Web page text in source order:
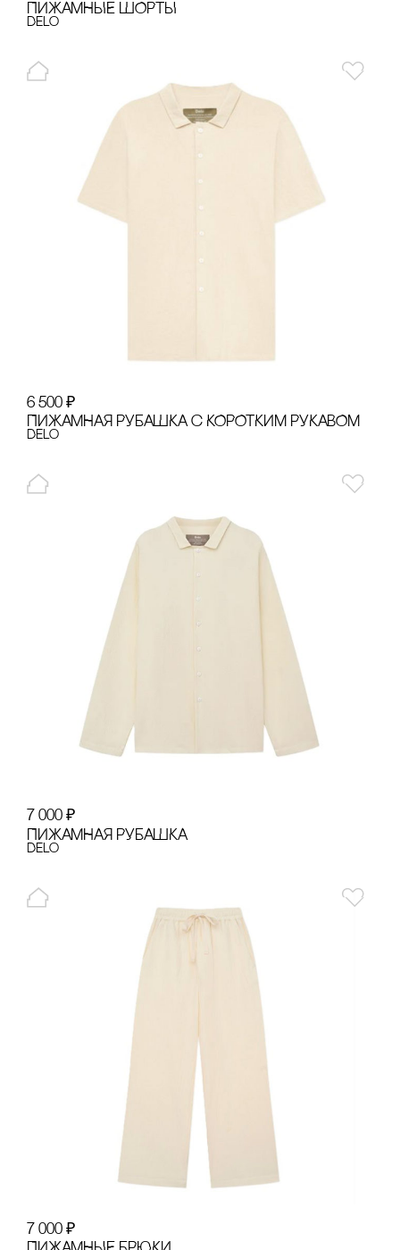
ПИЖАМНЫЕ ШОРТЫ
Delo
6 500 ₽
ПИЖАМНАЯ РУБАШКА с КОРОТКИМ РУКАВОМ
Delo
7 000 ₽
ПИЖАМНАЯ РУБАШКА
Delo
7 000 ₽